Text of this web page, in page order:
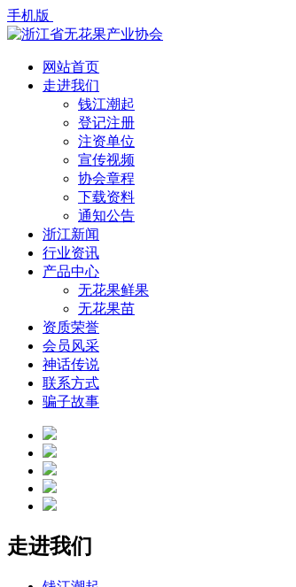
手机版
网站首页
走进我们
钱江潮起
登记注册
注资单位
宣传视频
协会章程
下载资料
通知公告
浙江新闻
行业资讯
产品中心
无花果鲜果
无花果苗
资质荣誉
会员风采
神话传说
联系方式
骗子故事
走进我们